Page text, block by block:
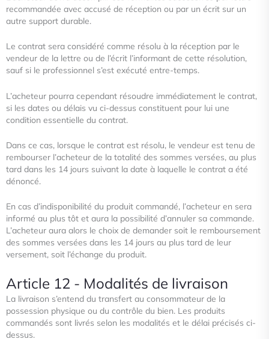
recommandée avec accusé de réception ou par un écrit sur un
autre support durable.
Le contrat sera considéré comme résolu à la réception par le
vendeur de la lettre ou de l’écrit l’informant de cette résolution,
sauf si le professionnel s’est exécuté entre-temps.
L’acheteur pourra cependant résoudre immédiatement le contrat,
si les dates ou délais vu ci-dessus constituent pour lui une
condition essentielle du contrat.
Dans ce cas, lorsque le contrat est résolu, le vendeur est tenu de
rembourser l’acheteur de la totalité des sommes versées, au plus
tard dans les 14 jours suivant la date à laquelle le contrat a été
dénoncé.
En cas d’indisponibilité du produit commandé, l’acheteur en sera
informé au plus tôt et aura la possibilité d’annuler sa commande.
L’acheteur aura alors le choix de demander soit le remboursement
des sommes versées dans les 14 jours au plus tard de leur
versement, soit l’échange du produit.
Article 12 - Modalités de livraison
La livraison s’entend du transfert au consommateur de la
possession physique ou du contrôle du bien. Les produits
commandés sont livrés selon les modalités et le délai précisés ci-
dessus.